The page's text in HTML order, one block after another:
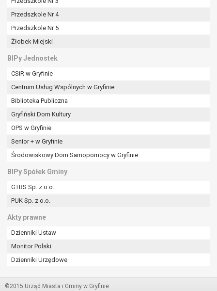
Przedszkole Nr 4
Przedszkole Nr 5
Żłobek Miejski
BIPy Jednostek
CSiR w Gryfinie
Centrum Usług Wspólnych w Gryfinie
Biblioteka Publiczna
Gryfiński Dom Kultury
OPS w Gryfinie
Senior + w Gryfinie
Środowiskowy Dom Samopomocy w Gryfinie
BIPy Spółek Gminy
GTBS Sp. z o.o.
PUK Sp. z o.o.
Akty prawne
Dzienniki Ustaw
Monitor Polski
Dzienniki Urzędowe
©2015 Urząd Miasta i Gminy w Gryfinie